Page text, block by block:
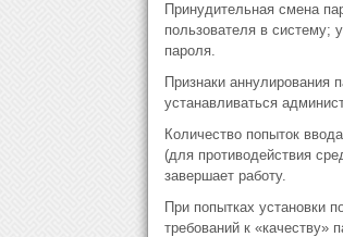
Принудительная смена
пользователя в систему;
пароля.
Признаки аннулирования
устанавливаться
Количество попыток
(для противодействия
завершает работу.
При попытках установки
требований к «качеству»